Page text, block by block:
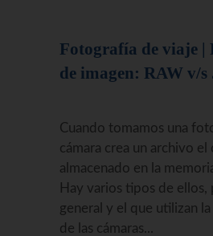
Fotografía de viaje |
de imagen: RAW v/s
Cuando tomamos una
cámara crea un archivo el
almacenado en la
Hay varios tipos de ellos,
general y el que utilizan
de las cámaras...